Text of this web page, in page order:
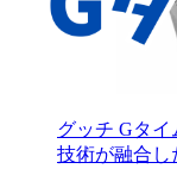
グッチ Gタ
技術が融合し